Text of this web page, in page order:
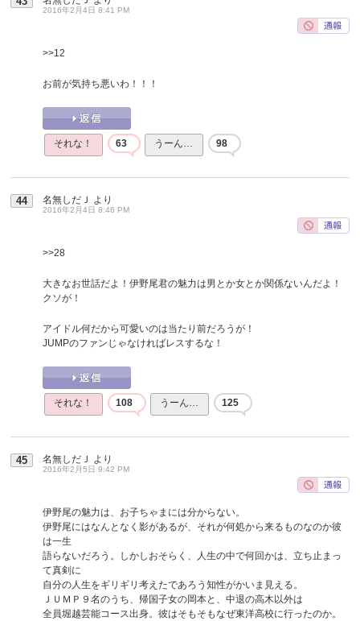
2016年2月4日 8:41 PM
>>12
お前が気持ち悪いわ！！！
それな！ 63 うーん… 98
44 名無しだＪ より
2016年2月4日 8:46 PM
>>28
大きなお世話だよ！伊野尾君の魅力は男とか女とか関係ないんだよ！
クソが！
アイドル何だから可愛いのは当たり前だろうが！
JUMPのファンじゃなければレスするな！
それな！ 108 うーん… 125
45 名無しだＪ より
2016年2月5日 9:42 PM
伊野尾の魅力は、お子ちゃまには分からない。
伊野尾にはなんとなく影があるが、それが何処から来るものなのか彼
は一生
語らないだろう。しかしおそらく、人生の中で何回かは、立ち止まっ
て真剣に
自分の人生をギリギリ考えたであろう知性がかいま見える。
ＪＵＭＰ９名のうち、帰国子女の岡本と、中退の高木以外は
全員堀越芸能コース出身。彼はそもそもなぜ東洋高校に行ったのか。